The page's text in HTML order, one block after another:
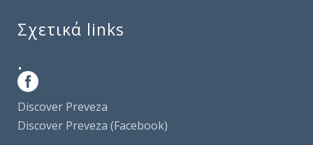
Σχετικά links
.
Discover Preveza
Discover Preveza (Facebook)